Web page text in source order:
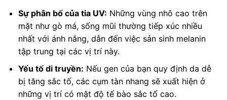
Sự phân bố của tia UV: Những vùng nhô cao trên
mặt như gò má, sống mũi thường tiếp xúc nhiều
nhất với ánh nắng, dẫn đến việc sản sinh melanin
tập trung tại các vị trí này.
Yếu tố di truyền: Nếu gen của bạn quy định da dễ
bị tăng sắc tố, các cụm tàn nhang sẽ xuất hiện ở
những vị trí có mật độ tế bào sắc tố cao.